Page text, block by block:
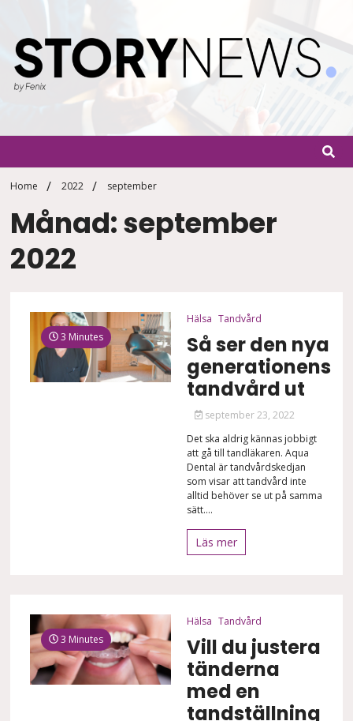
Home 2022 september
Månad: september
2022
3 Minutes
Hälsa Tandvård
Så ser den nya
generationens
tandvård ut
september 23, 2022
Det ska aldrig kännas jobbigt
att gå till tandläkaren. Aqua
Dental är tandvårdskedjan
som visar att tandvård inte
alltid behöver se ut på samma
sätt....
Läs mer
3 Minutes
Hälsa Tandvård
Vill du justera
tänderna
med en
tandställning